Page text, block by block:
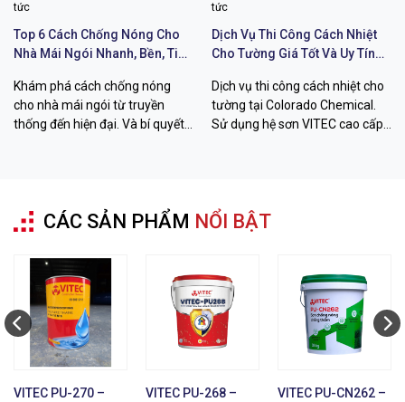
tức
Top 6 Cách Chống Nóng Cho
Nhà Mái Ngói Nhanh, Bền, Tiết
Khám phá cách chống nóng
cho nhà mái ngói từ truyền
thống đến hiện đại. Và bí quyết
tức
Dịch Vụ Thi Công Cách Nhiệt
Cho Tường Giá Tốt Và Uy Tín
Dịch vụ thi công cách nhiệt cho
tường tại Colorado Chemical.
Sử dụng hệ sơn VITEC cao cấp
CÁC SẢN PHẨM NỔI BẬT
VITEC PU-270 –
VITEC PU-268 –
VITEC PU-CN262 –